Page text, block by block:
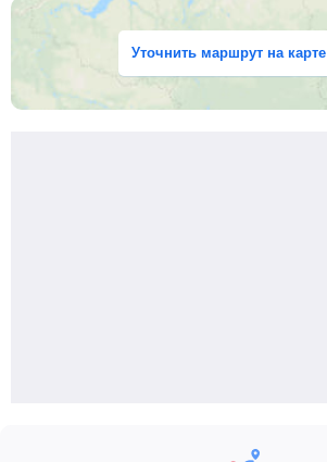
Уточнить маршрут на карте